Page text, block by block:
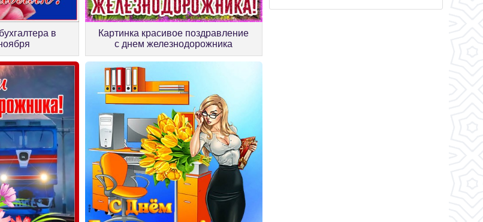
в
Картинка красивое поздравление
с днем железнодорожника